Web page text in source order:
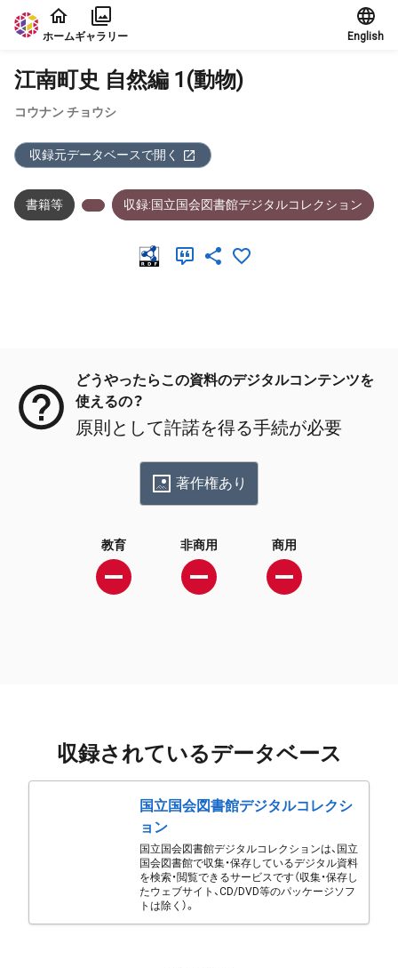
本文に飛ぶ
ホームギャラリー English
江南町史 自然編 1(動物)
コウナン チョウシ
収録元データベースで開く
書籍等 収録:国立国会図書館デジタルコレクション
どうやったらこの資料のデジタルコンテンツを
使えるの？
原則として許諾を得る手続が必要
著作権あり
教育 非商用 商用
収録されているデータベース
国立国会図書館デジタルコレクシ
ョン
国立国会図書館デジタルコレクションは、国立
国会図書館で収集・保存しているデジタル資料
を検索・閲覧できるサービスです（収集・保存し
たウェブサイト、CD/DVD等のパッケージソフ
トは除く）。